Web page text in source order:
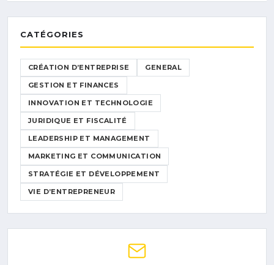
CATÉGORIES
CRÉATION D’ENTREPRISE GENERAL
GESTION ET FINANCES
INNOVATION ET TECHNOLOGIE
JURIDIQUE ET FISCALITÉ
LEADERSHIP ET MANAGEMENT
MARKETING ET COMMUNICATION
STRATÉGIE ET DÉVELOPPEMENT
VIE D’ENTREPRENEUR